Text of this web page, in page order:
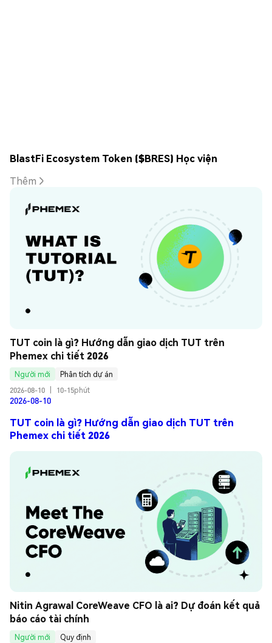
BlastFi Ecosystem Token ($BRES) Học viện
Thêm
TUT coin là gì? Hướng dẫn giao dịch TUT trên
Phemex chi tiết 2026
Người mới
Phân tích dự án
2026-08-10
10-15phút
2026-08-10
TUT coin là gì? Hướng dẫn giao dịch TUT trên
Phemex chi tiết 2026
Nitin Agrawal CoreWeave CFO là ai? Dự đoán kết quả
báo cáo tài chính
Người mới
Quy định